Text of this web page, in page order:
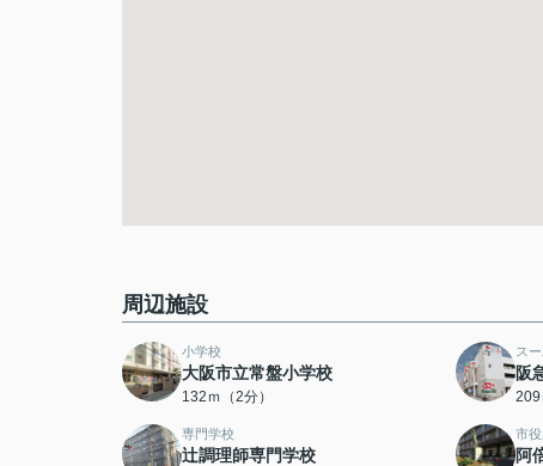
周辺施設
小学校
大阪市立常盤小学校
132ｍ（2分）
ス
阪
209
専門学校
辻調理師専門学校
市
阿